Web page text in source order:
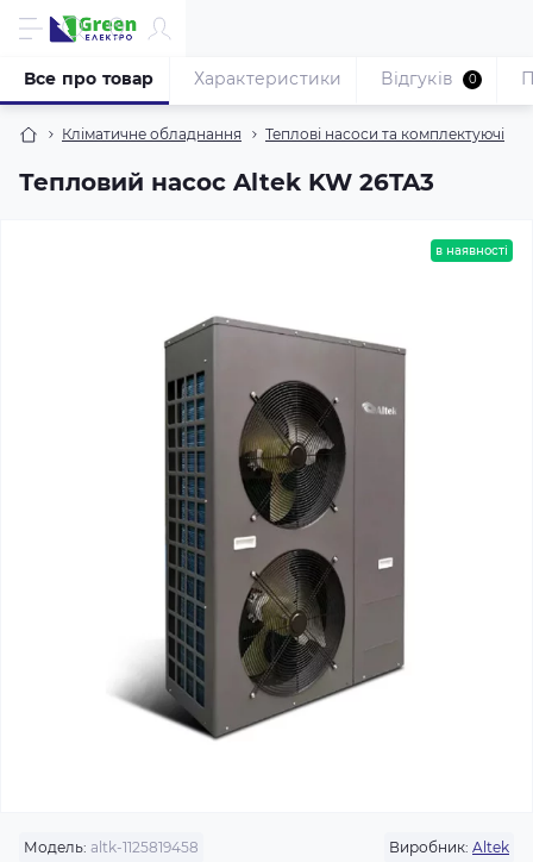
Кліматичне обладнання Теплові насоси та комплектуючі
Тепловий насос Altek KW 26TA3
Все про товар Характеристики Відгуків 0
в наявності
Модель: altk-1125819458 Виробник: Altek